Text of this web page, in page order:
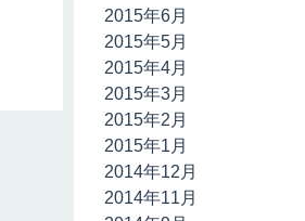
2015年6月
2015年5月
2015年4月
2015年3月
2015年2月
2015年1月
2014年12月
2014年11月